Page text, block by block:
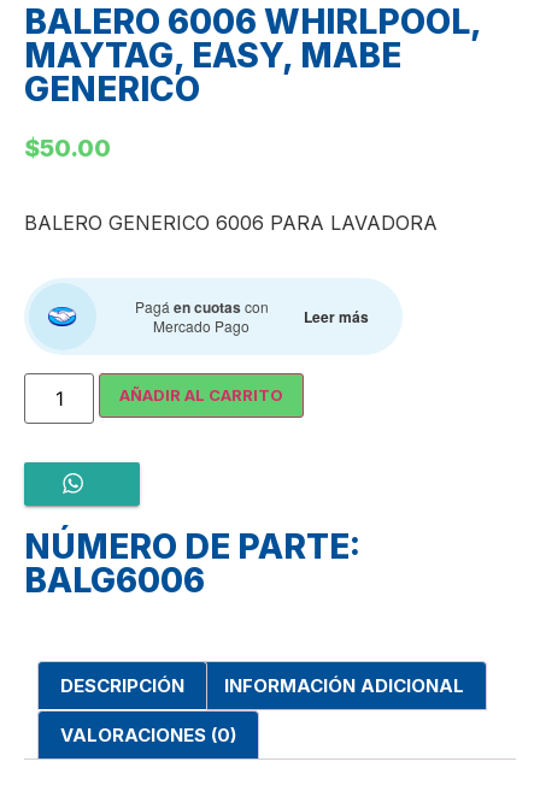
BALERO 6006 WHIRLPOOL,
MAYTAG, EASY, MABE
GENERICO
$50.00
BALERO GENERICO 6006 PARA LAVADORA
Pagáen cuotas con
Mercado Pago
Leer más
AÑADIR AL CARRITO
NÚMERO DE PARTE:
BALG6006
DESCRIPCIÓN INFORMACIÓN ADICIONAL
VALORACIONES (0)